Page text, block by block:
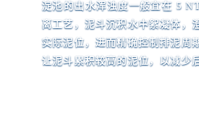
淀池的出水浑浊度一般宜在 5
离工艺，泥斗沉积水中絮凝体，
实际泥位，进而精确控制排泥周
让泥斗累积较高的泥位，以减少